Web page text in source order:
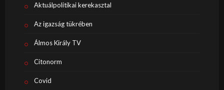
Aktuálpolitikai kerekasztal
Az igazság tükrében
Álmos Király TV
Citonorm
Covid